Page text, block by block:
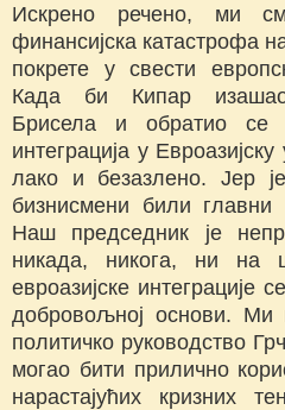
Искрено речено, ми
финансијска катастрофа
покрете у свести
Када би Кипар изашао
Брисела и обратио
интеграција у
лако и безазлено. Јер
бизнисмени били главни
Наш председник је
никада, никога, ни на
евроазијске интеграције
добровољној основи. Ми
политичко руководство
могао бити прилично
нарастајућих кризних